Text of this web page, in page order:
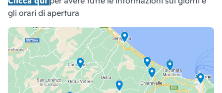
gli orari di apertura